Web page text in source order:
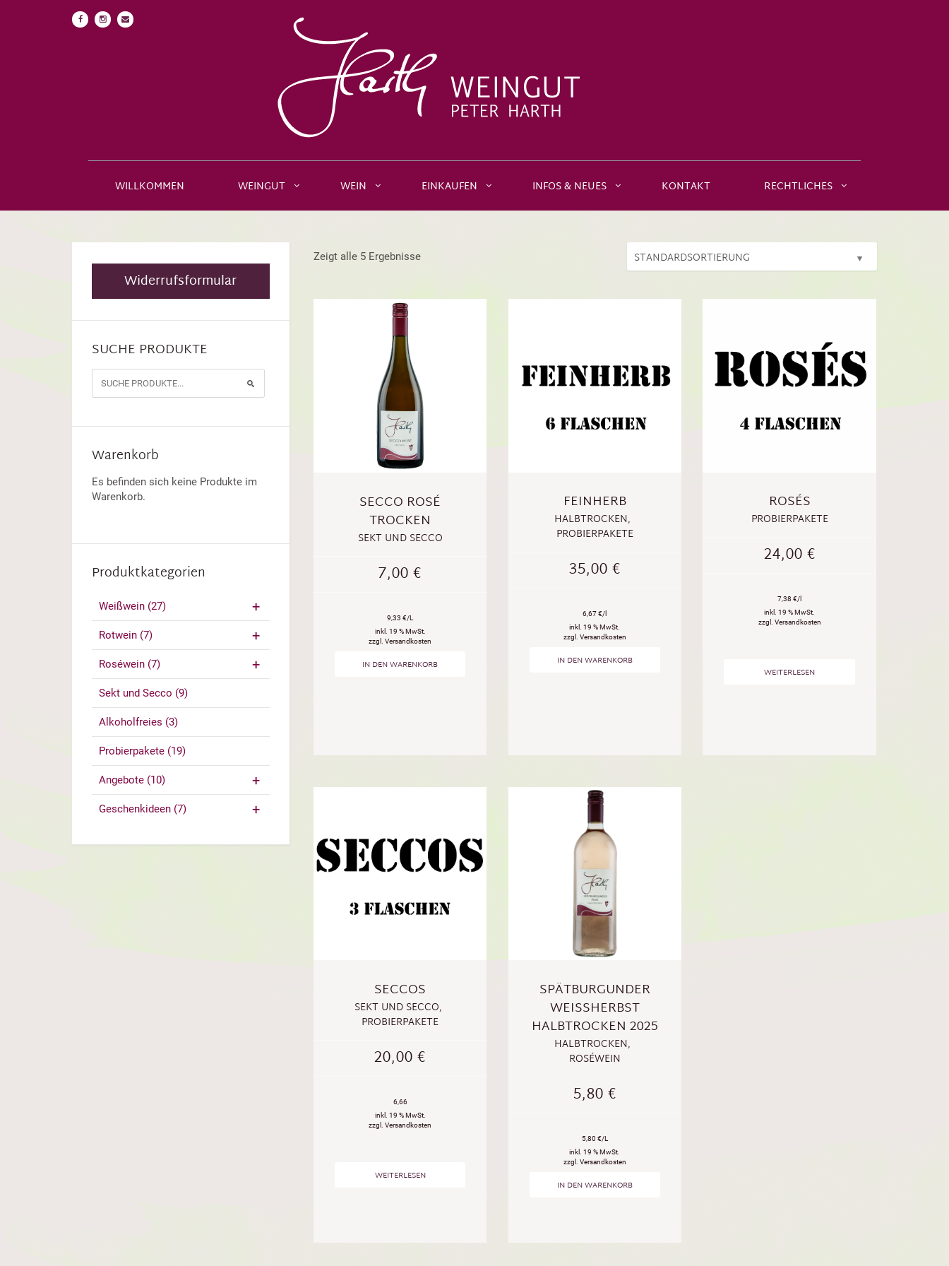
WILLKOMMEN WEINGUT WEIN EINKAUFEN INFOS & NEUES KONTAKT RECHTLICHES
Zeigt alle 5 Ergebnisse
SECCO ROSÉ
TROCKEN
SEKT UND SECCO
7,00€
9,33 €/L
inkl. 19 % MwSt.
zzgl. Versandkosten
IN DEN WARENKORB
FEINHERB
HALBTROCKEN,
PROBIERPAKETE
35,00€
6,67 €/l
inkl. 19 % MwSt.
zzgl. Versandkosten
IN DEN WARENKORB
ROSÉS
PROBIERPAKETE
24,00€
7,38 €/l
inkl. 19 % MwSt.
zzgl. Versandkosten
WEITERLESEN
SECCOS
SEKT UND SECCO,
PROBIERPAKETE
20,00€
6,66
inkl. 19 % MwSt.
zzgl. Versandkosten
WEITERLESEN
SPÄTBURGUNDER
WEISSHERBST H
ALBTROCKEN 2025
HALBTROCKEN,
ROSÉWEIN
5,80€
5,80 €/L
inkl. 19 % MwSt.
zzgl. Versandkosten
IN DEN WARENKORB
Widerrufsformular
SUCHE PRODUKTE
Warenkorb
Es befinden sich keine Produkte im
Warenkorb.
Produktkategorien
Weißwein (27)
Rotwein (7)
Roséwein (7)
Sekt und Secco (9)
Alkoholfreies (3)
Probierpakete (19)
Angebote (10)
Geschenkideen (7)